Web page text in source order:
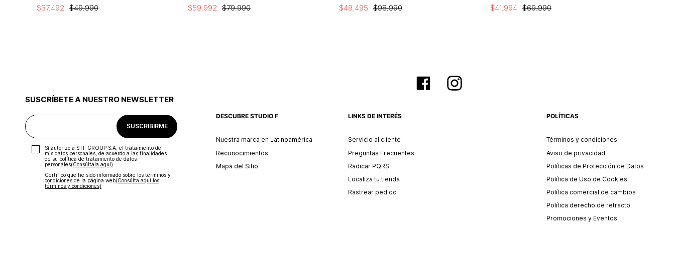
$49.990
$37.492 $79.990
$59 992 $98.990
$49 495 $69.990
$41 994
SUSCRÍBETE A NUESTRO NEWSLETTER
SUSCRIBIRME
Sí autorizo a STF GROUP S.A. el tratamiento de
mis datos personales, de acuerdo a las finalidades
de su política de tratamiento de datos
personales‎(Consúltala aquí)
Certifico que he sido informado sobre los términos y
condiciones de la página web‎(Consúlta aquí los
términos y condiciones)
DESCUBRE STUDIO F
Nuestra marca en Latinoamérica
Reconocimientos
Mapa del Sitio
LINKS DE INTERÉS
Servicio al cliente
Preguntas Frecuentes
Radicar PQRS
Localiza tu tienda
Rastrear pedido
POLÍTICAS
Términos y condiciones
Aviso de privacidad
Políticas de Protección de Datos
Política de Uso de Cookies
Política comercial de cambios
Política derecho de retracto
Promociones y Eventos